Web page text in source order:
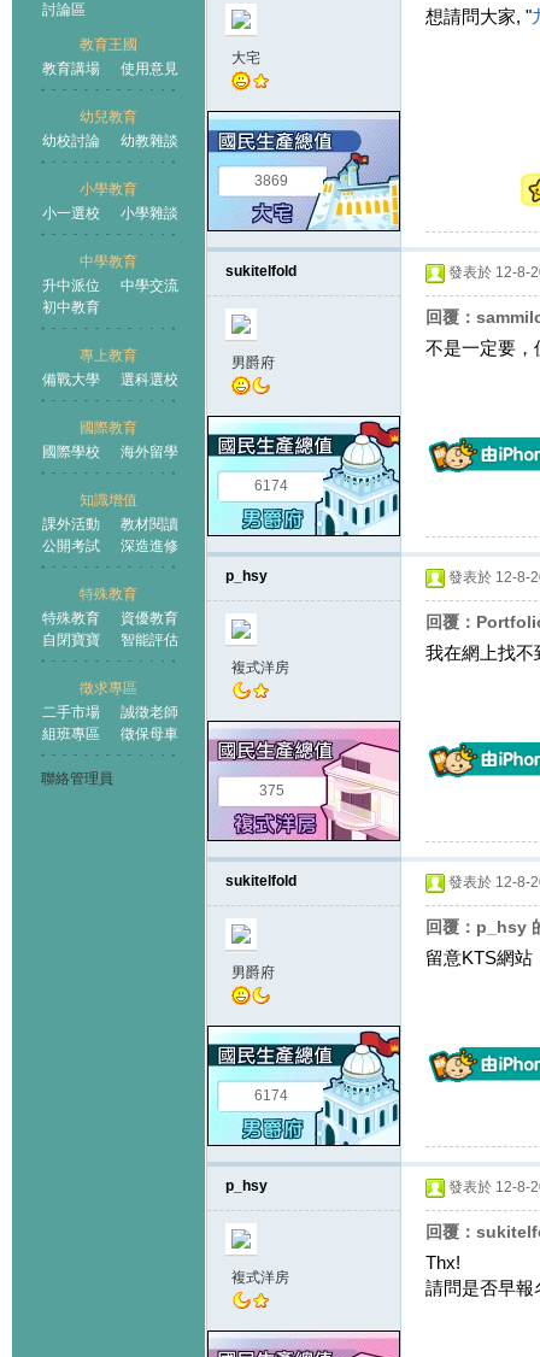
討論區
教育王國
教育講場
使用意見
幼兒教育
幼校討論
幼教雜談
小學教育
小一選校
小學雜談
中學教育
升中派位
中學交流
初中教育
專上教育
備戰大學
選科選校
國際教育
國際學校
海外留學
知識增值
課外活動
教材閱讀
公開考試
深造進修
特殊教育
特殊教育
資優教育
自閉寶寶
智能評估
徵求專區
二手市場
誠徵老師
組班專區
徵保母車
聯絡管理員
王國
大宅
3869
想請問大家, "
sukitelfold
男爵府
6174
發表於 12-8-
回覆：
不是一定要，
p_hsy
複式洋房
375
發表於 12-8-
回覆：
我在網上找不
sukitelfold
男爵府
6174
發表於 12-8-
回覆：p_hsy
留意KTS網站
p_hsy
複式洋房
發表於 12-8-
回覆：
Thx!
請問是否早報